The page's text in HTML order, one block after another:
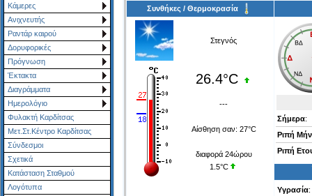
Κάμερες
Ανιχνευτής
Ραντάρ καιρού
Δορυφορικές
Πρόγνωση
Έκτακτα
Διαγράμματα
Ημερολόγιο
Φυλακτή Καρδίτσας
Μετ.Στ.Κέντρο Καρδίτσας
Σύνδεσμοι
Σχετικά
Κατάσταση Σταθμού
Λογότυπα
Συνθήκες / Θερμοκρασία
Στεγνός
26.4°C
---
Αίσθηση σαν: 27°C
διαφορά 24ώρου
1.5°C
Σήμερα:
Ριπή
Ριπή
Υγρασία: